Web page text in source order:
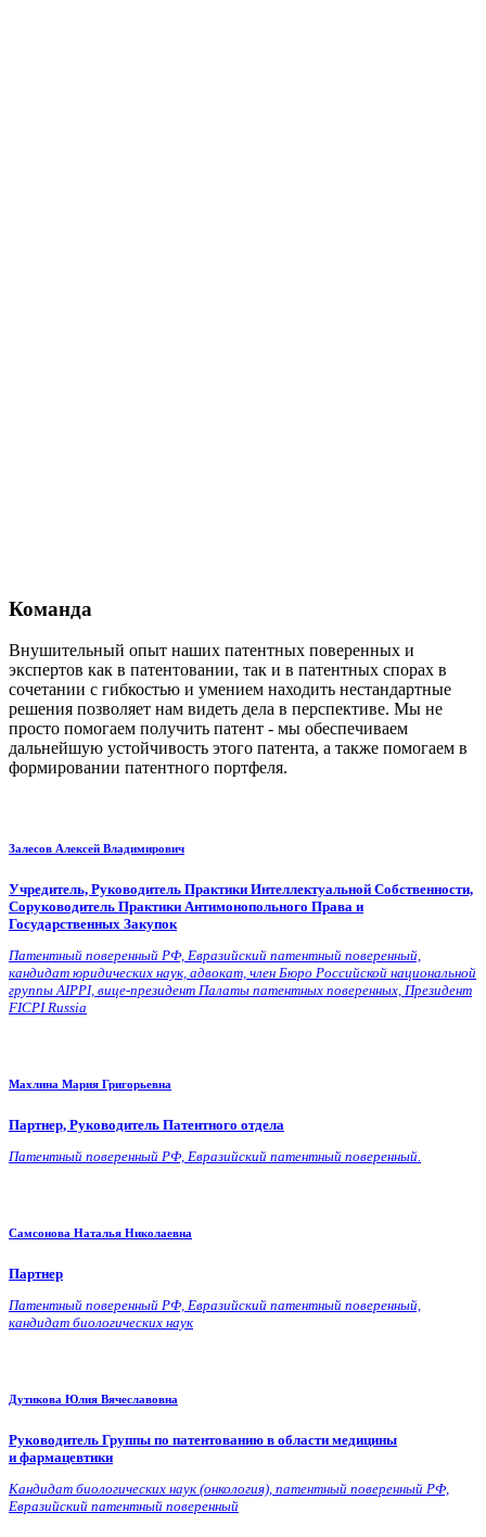
Команда
Внушительный опыт наших патентных поверенных и
экспертов как в патентовании, так и в патентных спорах в
сочетании с гибкостью и умением находить нестандартные
решения позволяет нам видеть дела в перспективе. Мы не
просто помогаем получить патент - мы обеспечиваем
дальнейшую устойчивость этого патента, а также помогаем в
формировании патентного портфеля.
Залесов Алексей Владимирович
Учредитель, Руководитель Практики Интеллектуальной Собственности,
Соруководитель Практики Антимонопольного Права и
Государственных Закупок
Патентный поверенный РФ, Евразийский патентный поверенный,
кандидат юридических наук, адвокат, член Бюро Российской национальной
группы AIPPI, вице-президент Палаты патентных поверенных, Президент
FICPI Russia
Махлина Мария Григорьевна
Партнер, Руководитель Патентного отдела
Патентный поверенный РФ, Евразийский патентный поверенный.
Самсонова Наталья Николаевна
Партнер
Патентный поверенный РФ, Евразийский патентный поверенный,
кандидат биологических наук
Дутикова Юлия Вячеславовна
Руководитель Группы по патентованию в области медицины
и фармацевтики
Кандидат биологических наук (онкология), патентный поверенный РФ,
Евразийский патентный поверенный